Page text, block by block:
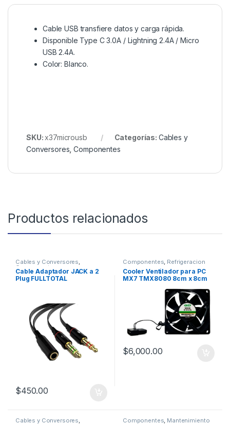
Cable USB transfiere datos y carga rápida.
Disponible Type C 3.0A / Lightning 2.4A / Micro
USB 2.4A.
Color: Blanco.
SKU: x37microusb Categorías: Cables y
Conversores ,Componentes
Productos relacionados
Cables y Conversores,
Componentes
Cable Adaptador JACK a 2
Plug FULLTOTAL
$450.00
Componentes, Refrigeracion
Cooler Ventilador para PC
MX7 TMX8080 8cm x 8cm
$6,000.00
Cables y Conversores, Componentes, Mantenimiento